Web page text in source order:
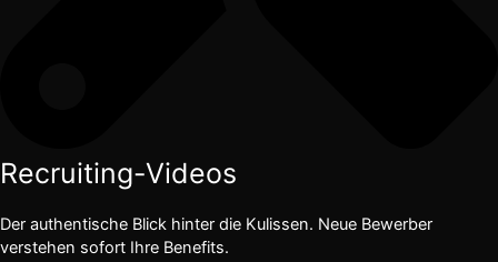
Recruiting-Videos
Der authentische Blick hinter die Kulissen. Neue Bewerber
verstehen sofort Ihre Benefits.